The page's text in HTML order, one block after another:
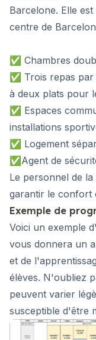
Barcelone. Elle
centre de
✅ Chambres
✅ Trois repas
à deux plats pour
✅ Espaces
installations
✅ Logement
✅Agent de
Le personnel de
garantir le confort
Exemple de
Voici un exemple
vous donnera un
et de
élèves. N'oubliez
peuvent varier
susceptible d'être